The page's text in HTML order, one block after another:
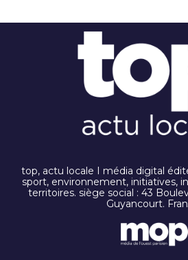
top, actu locale I média digital
sport, environnement, initiatives,
territoires. siège social : 43
Guyancourt.